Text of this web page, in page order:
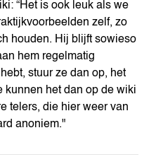
“Het is ook leuk als we
zelf, zo
houden. Hij blijft sowieso
hem regelmatig
stuur ze dan op, het
kunnen het dan op de wiki
telers, die hier weer van
anoniem."